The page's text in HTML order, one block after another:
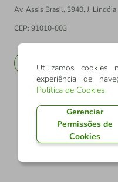
Av. Assis Brasil, 3940, J.
CEP: 91010-003
Utilizamos cookies
experiência de
Política de Cookies.
Gerenciar
Permissões de
Cookies